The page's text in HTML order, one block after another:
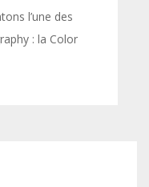
l’une des
: la Color